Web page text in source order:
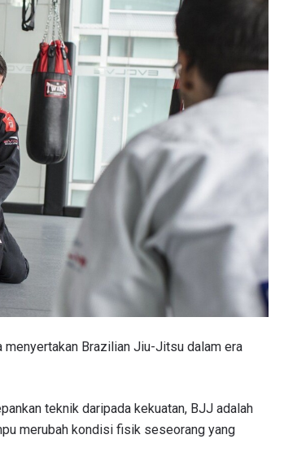
Brazilian Jiu-Jitsu dalam era
teknik daripada kekuatan, BJJ adalah
merubah kondisi fisik seseorang yang